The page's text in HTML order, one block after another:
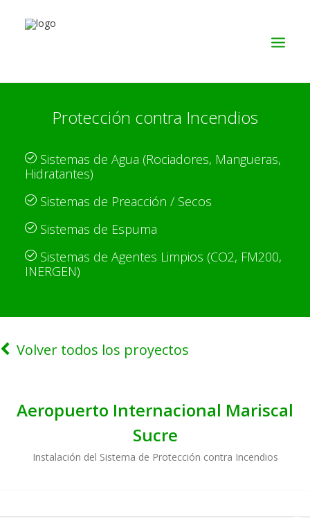
SERVICIOS
NOSOTROS
Protección contra Incendios
Sistemas de Agua (Rociadores, Mangueras,
Hidratantes)
Sistemas de Preacción / Secos
Sistemas de Espuma
Sistemas de Agentes Limpios (CO2, FM200,
INERGEN)
Volver todos los proyectos
Aeropuerto Internacional Mariscal
Sucre
Instalación del Sistema de Protección contra Incendios